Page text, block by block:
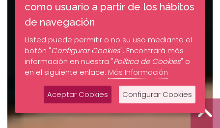
como usuario a partir de los hábitos
de navegación
Usted puede permitir o no su uso mediante el
botón "Configurar Cookies". Encontrará más
información en nuestra "Política de Cookies" o
en el siguiente enlace: Más Información
Aceptar Cookies Configurar Cookies